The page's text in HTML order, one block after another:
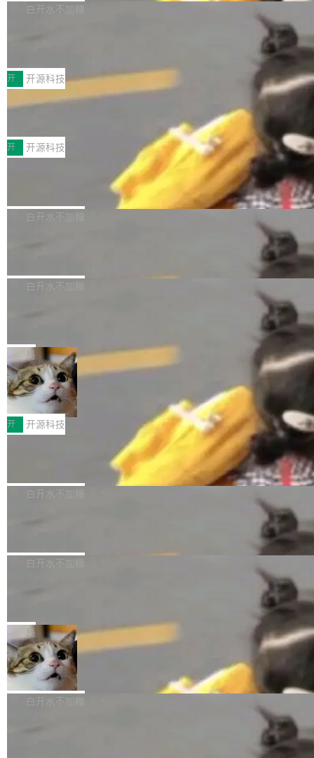
V ...
注意这是 OpenCode 一家的消耗。 OpenCode
不完。」5T 来自免费额度，3T 来自 Go...
作系统的第十八个主要版本。 自 NetBSD 10.1
ve JH71XX 的设备，例如 VisionFive 2、PINE
64 STAR64，以及 QEMU。 增强了对 POSIX.1
-2024 和 C23 编程接口标准的兼容性。 compat
_linux(8) 增强了对 Linux 系统调用的支持，包
括 epoll（围绕 kqueue 实现）、POSIX 消息队
列、...
白开水不加糖
案
享会在上海举办。鸿蒙生态的全场景智慧营销平
台鲸鸿动能协同华为游戏中心，面向游戏行业开
发者及生态伙伴，系统呈现了平台在游戏领域的
完整能力版图——从IAP高价值用户的全周期经
营、到IAA游戏的“买变一体”正循环、再到联运与
广告协同的全链路经营闭环，以及面向全球市场
的出海增长布局。 华为终端云业务商业化销售负
责人在开场致辞中表示，游戏开发者的核心诉求
已不再是“多一个投放渠道”，而是一套能够持续
高质量游戏...
开 开源科技
技嘉X3D系列再添新成员 B850 AORU
面向AMD Ryzen X3D处理器玩家，技嘉X3D系
列主板阵容迎来新成员——B850 AORUS ELITE
X3D。作为面向主流高性能平台打造的全新主板
产品，B850 AORUS ELITE X3D延续技嘉在X3
D平台优化上的技术积累，旨在为游戏玩家带来
更稳定、更高效的装机选择。 B850 AORUS ELI
式2.0，可根据不同使用场景释放处理器潜力，
开 开源科技
Zadig v5.0 发布：AI 发布专员与 AI 审
我们团队这几天最大的卡点不是 AI 写得不够
好，是 AI 写得太好了。 好到审查排期从两天的
过 1528 名开发者，85% 说 AI 把瓶颈从写代码
白开水不加糖
数据库，有一个图形后端。作为一个原生的 Gra
布，具体更新内容包括： feat(zero)：Zero 现
支持 --security superflag（token=...;whitelist
=...），与 Alpha 版本的格式一致，并据此对其
管理 HTTP 端点进行授权。 <blockquote> <p>
<span><strong>警告：</strong>&nbsp;Zero
的 admin ...
白开水不加糖
块钱的玩意儿——一根小竹签，一个竹筒，一头
系着涂了松香的线。甩起来，竹膜震动，发出“哇
——哇”的蝉鸣声。实物越来越难找了，有开发者
把它做成了 Web 玩具，放在 zhuzhiliao.imsai.c
c 上，并在 GitHub 开源。 玩法很简单：按住屏
幕画圈，或者直接甩手机。页面会实时显示转速
（圈/秒），声音来自真实竹知了录音的 1.72 秒
采样，无缝循环。音频解码失败时，还有一套合
成兜底——锯齿波振荡器模拟脉冲，并联带通共
局
30倍效率升级：解锁医学影像数据要素
价值化的真实路径
完成一例腹部CT影像标注，张医生过去需要约1
20个小时。他必须在数百张连续影像上，一笔一
笔勾画边界，一层一层识别肌肉组织。如今，使
用东软飞标医学影像标注平台，同样的工作缩短
至4小时，效率提升30倍。 这组数字背后，改变
的不只是速度，而是把医学影像转化为AI能力的
正，才能成为机器能理解的高质量数据。医学影
张CT影像上完成像素级精细分割，让系统"...
开 开源科技
Apache Dubbo-go v3.3.2 正式发布
这个版本面向生产环境，重心在内核稳定性。我
们彻底收敛了旧配置体系，扩展了 Triple 协议与
白开水不加糖
理工具。它可以查看，转换，编辑和分类所有主
新功能 macOS：在 Connect/Share 按钮中添加
通过 AirDop 共享书籍的功能 Content server：
支持可向服务器后端添加新端点的插件 Edit boo
k：Compress images：添加将 GIF 图像转换为
JPEG/WebP 的选项 ToC Editor：添加一个按
白开水不加糖
ube 视频，标题是"SwiftUI 七年后：一个平庸的
故事"。视频核心观点很简单：SwiftUI 发布七年
了，仍然像一个永久公测版。 Manshin 从数据
流、布局系统、API 稳定性、性能、跨平台五个
维度逐一批判了 SwiftUI。最让人印象深刻的一
局
DBeaver 26.1.4 发布
DBeaver 是一个免费开源的通用数据库工具，适
用于开发人员和数据库管理员。DBeaver 26.1.4
白开水不加糖